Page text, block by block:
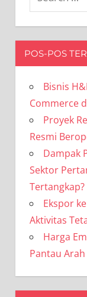
POS-POS
Bisnis
Commerce
Proyek
Resmi
Dampak
Sektor
Tertangkap?
Ekspor
Aktivitas
Harga
Pantau